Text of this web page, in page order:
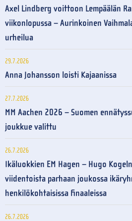
Axel Lindberg voittoon Lempäälän
viikonlopussa – Aurinkoinen
urheilua
29.7.2026
Anna Johansson loisti Kajaanissa
27.7.2026
MM Aachen 2026 – Suomen
joukkue valittu
26.7.2026
Ikäluokkien EM Hagen – Hugo
viidentoista parhaan joukossa
henkilökohtaisissa finaaleissa
26.7.2026